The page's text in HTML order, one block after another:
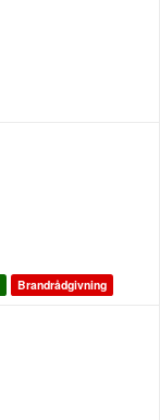
Brandrådgivning